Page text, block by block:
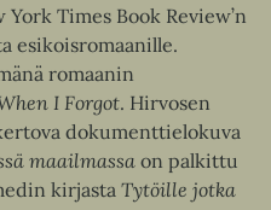
Times Book Review’n
esikoisromaanille.
romaanin
I Forgot. Hirvosen
dokumenttielokuva
maailmassa on palkittu
kirjasta Tytöille jotka